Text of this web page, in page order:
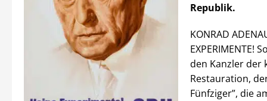
Republik.
KONRAD
EXPERIMENTE!
den Kanzler der
Restauration,
Fünfziger”, die